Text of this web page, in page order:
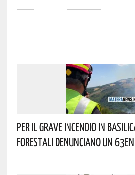
Per Il Grave Incendio In
Forestali Denunciano Un